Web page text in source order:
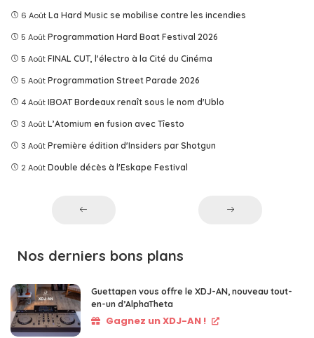
6 Août La Hard Music se mobilise contre les incendies
5 Août Programmation Hard Boat Festival 2026
5 Août FINAL CUT, l'électro à la Cité du Cinéma
5 Août Programmation Street Parade 2026
4 Août IBOAT Bordeaux renaît sous le nom d'Ublo
3 Août L’Atomium en fusion avec Tîesto
3 Août Première édition d'Insiders par Shotgun
2 Août Double décès à l'Eskape Festival
Nos derniers bons plans
Guettapen vous offre le XDJ-AN, nouveau tout-
en-un d’AlphaTheta
Gagnez un XDJ-AN !